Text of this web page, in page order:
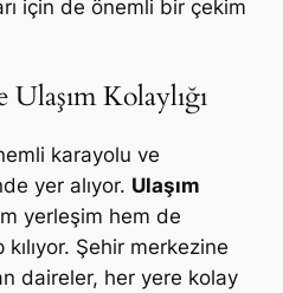
için de önemli bir çekim
Kolaylığı
karayolu ve
yer alıyor. Ulaşım
yerleşim hem de
kılıyor. Şehir merkezine
daireler, her yere kolay